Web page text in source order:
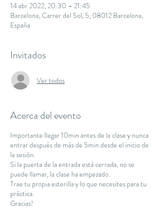
14 abr 2022, 20:30 – 21:45
Barcelona, Carrer del Sol, 5, 08012 Barcelona,
España
Invitados
Ver todos
Acerca del evento
Importante llegar 10min antes de la clase y nunca
entrar después de más de 5min desde el inicio de
la sesión.
Si la puerta de la entrada está cerrada, no se
puede llamar, la clase ha empezado.
Trae tu propia esterilla y lo que necesites para tu
práctica.
Gracias!